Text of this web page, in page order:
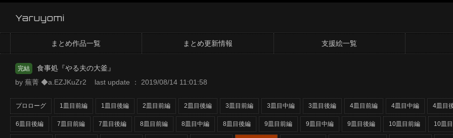
Yaruyomi
まとめ作品一覧 まとめ更新情報 支援絵一覧
完結
食事処『やる夫の大釜』
by 蕪菁 ◆a.EZJKuZr2 last update ： 2019/08/14 11:01:58
プロローグ 1皿目前編 1皿目後編 2皿目前編 2皿目後編 3皿目前編 3皿目中編 3皿目後編 4皿目前編 4皿目中編 4皿目
6皿目後編 7皿目前編 7皿目後編 8皿目前編 8皿目中編 8皿目後編 9皿目前編 9皿目中編 9皿目後編 10皿目前編 10皿